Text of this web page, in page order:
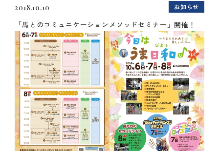
2018.10.10 お知らせ
「馬とのコミュニケーションメソッドセミナー」開催！